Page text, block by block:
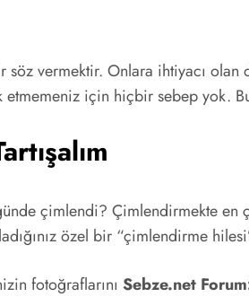
söz vermektir. Onlara ihtiyacı
etmemeniz için hiçbir sebep yok.
çimlendi? Çimlendirmekte en
özel bir “çimlendirme
fotoğraflarını Sebze.net